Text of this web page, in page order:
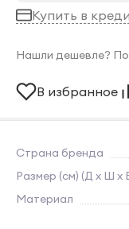
Страна бренда
Размер (см) (Д х Ш х
Материал
Купить в
Нашли дешевле?
В избранное